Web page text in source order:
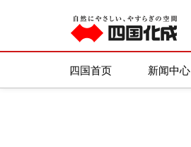
四国首页 新闻中心